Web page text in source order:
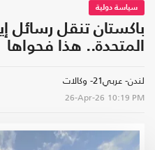
سياسة دولية
باكستان تنقل رسائل
المتحدة.. هذا فحواها
لندن- عربي21- وكالات
26-Apr-26 10:19 PM